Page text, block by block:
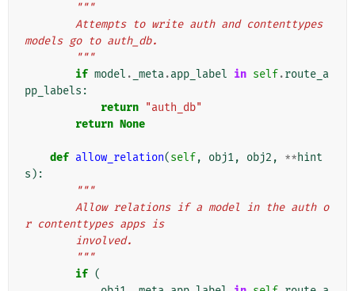
"""
models go to auth_db.
        """
if model . _meta.app_label in self.route_a
pp_labels :
return "auth_db"
return None
def allow_relation(self, obj1, obj2 , **hint
s ):
"""
r contenttypes apps is
        involved.
        """
if (